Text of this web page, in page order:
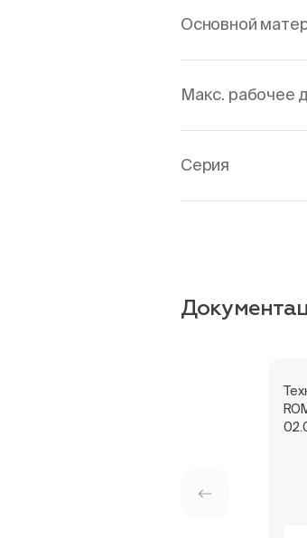
Основной
Макс. рабочее
Серия